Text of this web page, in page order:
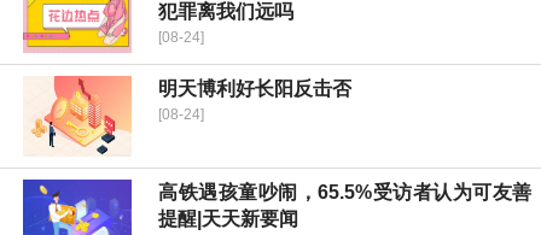
犯罪离我们远吗
[08-24]
明天博利好长阳反击否
[08-24]
高铁遇孩童吵闹，65.5%受访者认为可友善
提醒|天天新要闻